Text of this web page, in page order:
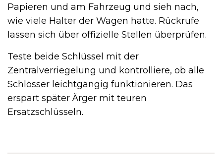
Papieren und am Fahrzeug und sieh nach,
wie viele Halter der Wagen hatte. Rückrufe
lassen sich über offizielle Stellen überprüfen.
Teste beide Schlüssel mit der
Zentralverriegelung und kontrolliere, ob alle
Schlösser leichtgängig funktionieren. Das
erspart später Ärger mit teuren
Ersatzschlüsseln.